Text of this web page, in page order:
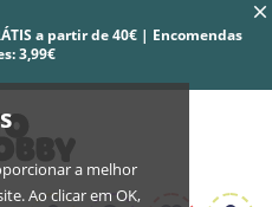
a melhor
Ao clicar em OK,
a partir de 40€ | Encomendas
3,99€